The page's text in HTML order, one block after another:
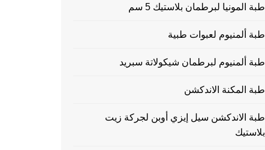
طبة المونيا لبرطمان بلاستيك 5 سم
طبة ألمنيوم لعبوات طبية
طبة ألمنيوم لبرطمان شيكولاتة سبريد
طبة المكنة الاندكشن
طبة الاندكشن سيل إيزي أوبن لجركة زيت
بلاستيك